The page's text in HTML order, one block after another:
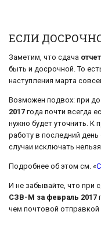
ЕСЛИ
Заметим, что сдача
быть и досрочной. То
наступления марта
Возможен подвох: при
2017 года почти всегда
нужно будет уточнить. К
работу в последний
случаи исключать
Подробнее об этом см. «
И не забывайте, что при
СЗВ-М за февраль 2017
чем почтовой отправкой